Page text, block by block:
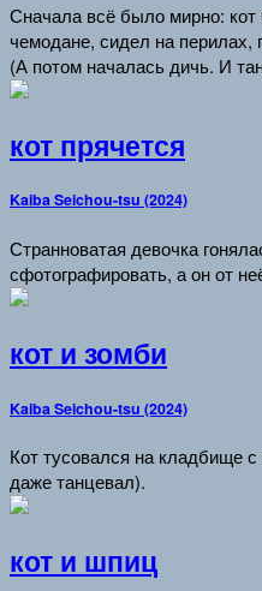
Сначала всё было мирно:
чемодане, сидел на перилах,
(А потом началась дичь. И
кот прячется
Kaiba Seichou-tsu (2024)
Странноватая девочка
сфотографировать, а он от
кот и зомби
Kaiba Seichou-tsu (2024)
Кот тусовался на кладбище
даже танцевал).
кот и шпиц